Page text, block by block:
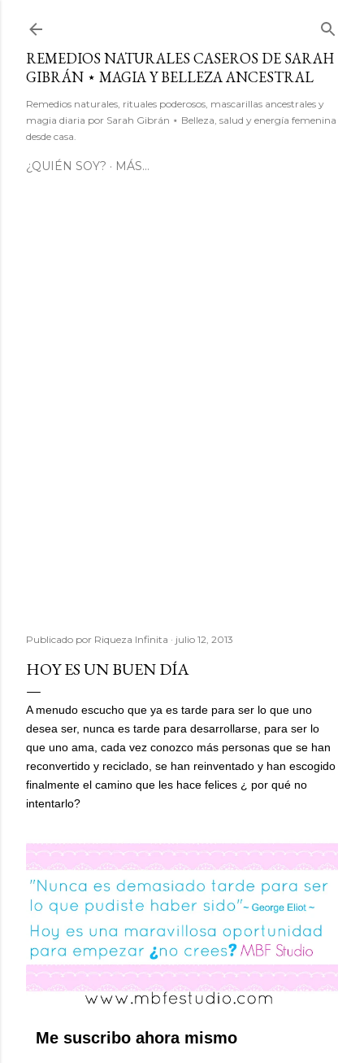
REMEDIOS NATURALES CASEROS DE SARAH
GIBRÁN ⋆ MAGIA Y BELLEZA ANCESTRAL
Remedios naturales, rituales poderosos, mascarillas ancestrales y
magia diaria por Sarah Gibrán ⋆ Belleza, salud y energía femenina
desde casa.
¿QUIÉN SOY? MÁS…
Publicado por Riqueza Infinita julio 12, 2013
HOY ES UN BUEN DÍA
A menudo escucho que ya es tarde para ser lo que uno
desea ser, nunca es tarde para desarrollarse, para ser lo
que uno ama, cada vez conozco más personas que se han
reconvertido y reciclado, se han reinventado y han escogido
finalmente el camino que les hace felices ¿ por qué no
intentarlo?
Me suscribo ahora mismo